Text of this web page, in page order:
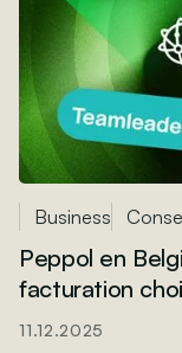
Business
Peppol en
facturation
11.12.2025